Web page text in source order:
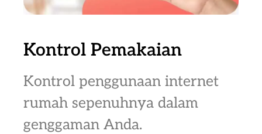
Kontrol Pemakaian
Kontrol penggunaan internet
rumah sepenuhnya dalam
genggaman Anda.